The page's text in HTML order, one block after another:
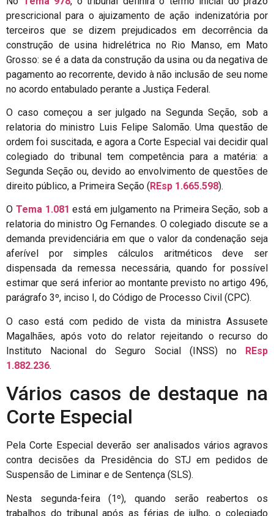
prescricional para o ajuizamento de ação indenizatória por
terceiros que se dizem prejudicados em decorrência da
construção de usina hidrelétrica no Rio Manso, em Mato
Grosso: se é a data da construção da usina ou da negativa de
pagamento ao recorrente, devido à não inclusão de seu nome
no acordo entabulado perante a Justiça Federal.
O caso começou a ser julgado na Segunda Seção, sob a
relatoria do ministro Luis Felipe Salomão. Uma questão de
ordem foi suscitada, e agora a Corte Especial vai decidir qual
colegiado do tribunal tem competência para a matéria: a
Segunda Seção ou, devido ao envolvimento de questões de
direito público, a Primeira Seção (REsp 1.665.598).
O Tema 1.081 está em julgamento na Primeira Seção, sob a
relatoria do ministro Og Fernandes. O colegiado discute se a
demanda previdenciária em que o valor da condenação seja
aferível por simples cálculos aritméticos deve ser
dispensada da remessa necessária, quando for possível
estimar que será inferior ao montante previsto no artigo 496,
parágrafo 3º, inciso I, do Código de Processo Civil (CPC).
O caso está com pedido de vista da ministra Assusete
Magalhães, após voto do relator rejeitando o recurso do
Instituto Nacional do Seguro Social (INSS) no REsp
1.882.236.
Vários casos de destaque na
Corte Especial
Pela Corte Especial deverão ser analisados vários agravos
contra decisões da Presidência do STJ em pedidos de
Suspensão de Liminar e de Sentença (SLS).
Nesta segunda-feira (1º), quando serão reabertos os
trabalhos do tribunal após as férias de julho, o colegiado